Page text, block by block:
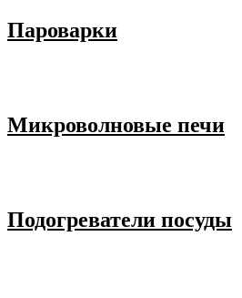
Пароварки
Микроволновые печи
Подогреватели посуды